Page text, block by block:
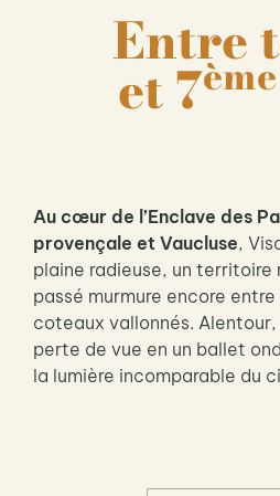
Entre
et 7ème
Au cœur de l’Enclave des
provençale et Vaucluse,
plaine radieuse, un territoire
passé murmure encore
coteaux vallonnés. Alentour,
perte de vue en un ballet
la lumière incomparable du